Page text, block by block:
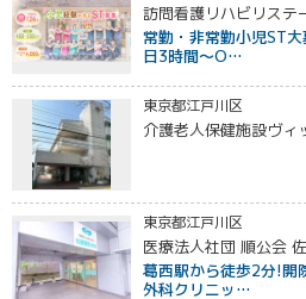
訪問看護リハビリステ
常勤・非常勤小児ST
日3時間～O…
東京都江戸川区
介護老人保健施設ヴィ
東京都江戸川区
医療法人社団 順公会
葛西駅から徒歩2分!開
外科クリニッ…